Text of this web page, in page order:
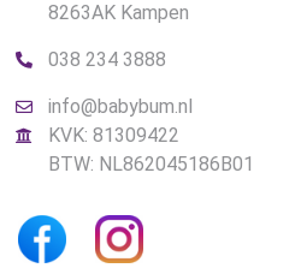
8263AK Kampen
038 234 3888
info@babybum.nl
KVK: 81309422
BTW: NL862045186B01